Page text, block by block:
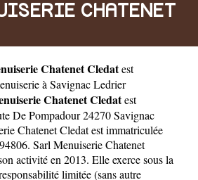
CHATENET
CLEDAT
Chatenet Cledatest
à Savignac Ledrier
Chatenet Cledatest
De Pompadour 24270 Savignac
Chatenet Cledat est immatriculée
Sarl Menuiserie Chatenet
activité en 2013. Elle exerce sous la
limitée (sans autre